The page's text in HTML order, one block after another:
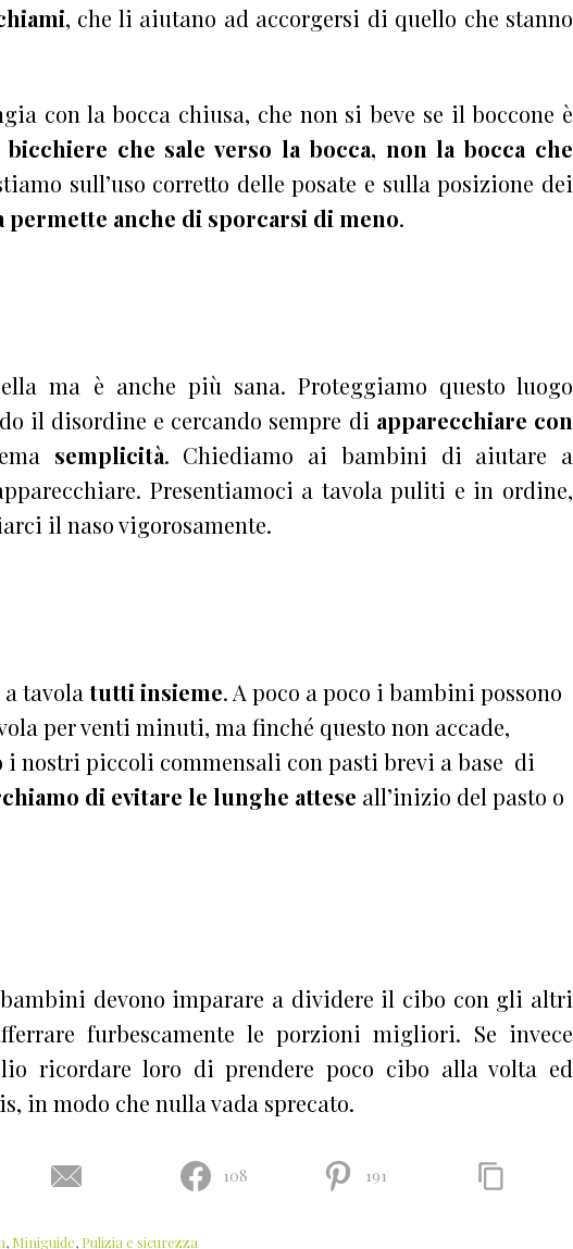
, che li aiutano ad accorgersi di quello che stanno
con la bocca chiusa, che non si beve se il boccone è
che sale verso la bocca, non la bocca che
sull’uso corretto delle posate e sulla posizione dei
anche di sporcarsi di meno.
ma è anche più sana. Proteggiamo questo luogo
il disordine e cercando sempre di apparecchiare con
semplicità. Chiediamo ai bambini di aiutare a
Presentiamoci a tavola puliti e in ordine,
il naso vigorosamente.
tavola tutti insieme. A poco a poco i bambini possono
per venti minuti, ma finché questo non accade,
i nostri piccoli commensali con pasti brevi a base di
di evitare le lunghe attese all’inizio del pasto o
devono imparare a dividere il cibo con gli altri
furbescamente le porzioni migliori. Se invece
ricordare loro di prendere poco cibo alla volta ed
in modo che nulla vada sprecato.
108 191
, Miniguide, Pulizia e sicurezza